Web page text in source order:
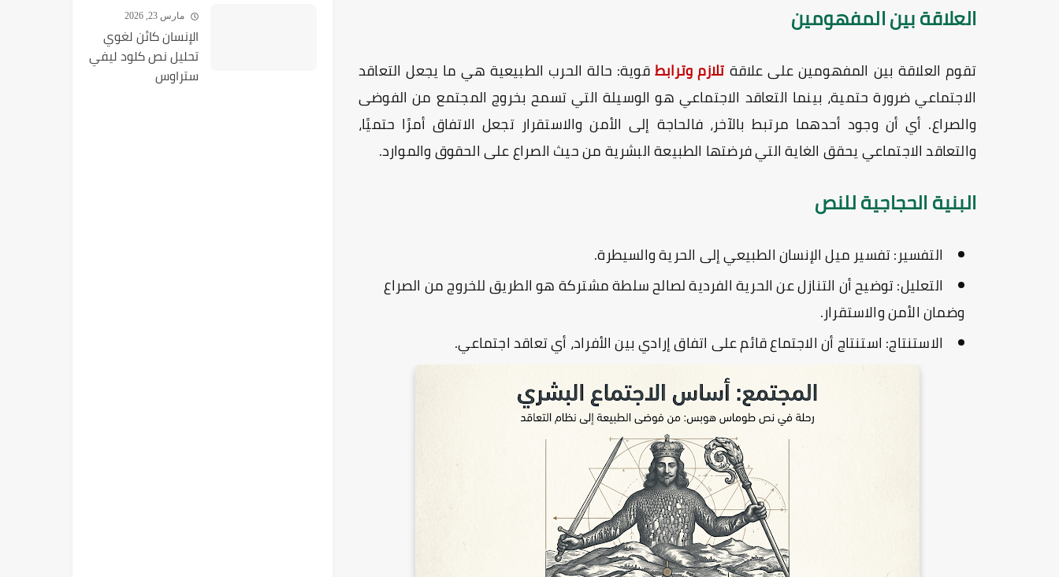
العلاقة بين المفهومين
تقوم العلاقة بين المفهومين على علاقة تلازم وترابطقوية: حالة الحرب الطبيعية هي ما يجعل التعاقد
الاجتماعي ضرورة حتمية، بينما التعاقد الاجتماعي هو الوسيلة التي تسمح بخروج المجتمع من الفوضى
والصراع. أي أن وجود أحدهما مرتبط بالآخر، فالحاجة إلى الأمن والاستقرار تجعل الاتفاق أمرًا حتميًا،
والتعاقد الاجتماعي يحقق الغاية التي فرضتها الطبيعة البشرية من حيث الصراع على الحقوق والموارد.
البنية الحجاجية للنص
التفسير:تفسير ميل الإنسان الطبيعي إلى الحرية والسيطرة.
التعليل:توضيح أن التنازل عن الحرية الفردية لصالح سلطة مشتركة هو الطريق للخروج من الصراع
وضمان الأمن والاستقرار.
الاستنتاج: استنتاج أن الاجتماع قائم على اتفاق إرادي بين الأفراد، أي تعاقد اجتماعي.
مارس 23, 2026
الإنسان كائن لغوي
تحليل نص كلود ليفي
ستراوس